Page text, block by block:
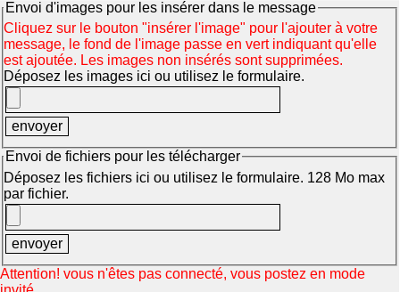
Envoi d'images pour les insérer dans le message
Cliquez sur le bouton "insérer l'image" pour l'ajouter à votre
message, le fond de l'image passe en vert indiquant qu'elle
est ajoutée. Les images non insérés sont supprimées.
Déposez les images ici ou utilisez le formulaire.
Envoi de fichiers pour les télécharger
Déposez les fichiers ici ou utilisez le formulaire. 128 Mo max
par fichier.
Attention! vous n'êtes pas connecté, vous postez en mode